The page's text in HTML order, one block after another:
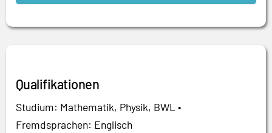
Qualifikationen
Studium: Mathematik, Physik, BWL •
Fremdsprachen: Englisch